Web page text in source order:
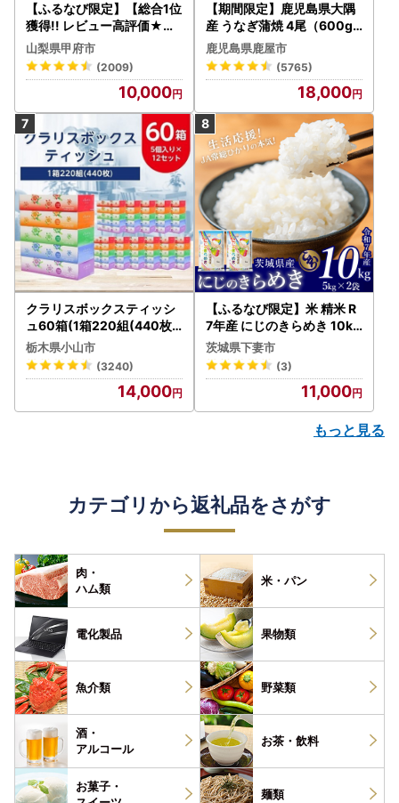
【ふるなび限定】【総合1位
獲得!! レビュー高評価★】
〈2026年度配送分〉山梨
県産 シャインマスカット 2
～3房（1.0kg以上）シャイ
ン フルーツ FN-Limited-S
P
山梨県甲府市
(2009)
10,000
【期間限定】鹿児島県大隅
産 うなぎ蒲焼 4尾（600g
） KN007-004-04-cp18
うなぎ 鰻 魚 惣菜 総菜
鹿児島県鹿屋市
(5765)
18,000
クラリスボックスティッシ
ュ60箱(1箱220組(440枚))
(5個入り×12セット)【配送
不可地域：離島・沖縄県】
【1256759】
栃木県小山市
(3240)
14,000
【ふるなび限定】米 精米 R
7年産 にじのきらめき 10kg
10月 FN-Limited-PR
茨城県下妻市
(3)
11,000
もっと見る
カテゴリから返礼品をさがす
肉・
ハム類
米・パン
電化製品 果物類
魚介類 野菜類
酒・
アルコール
お茶・ 飲料
お菓子・
麺類